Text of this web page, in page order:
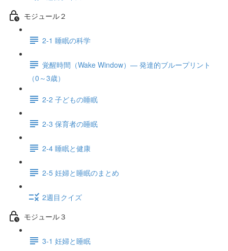
モジュール２
2-1 睡眠の科学
覚醒時間（Wake Window）— 発達的ブループリント
（0～3歳）
2-2 子どもの睡眠
2-3 保育者の睡眠
2-4 睡眠と健康
2-5 妊婦と睡眠のまとめ
2週目クイズ
モジュール３
3-1 妊婦と睡眠